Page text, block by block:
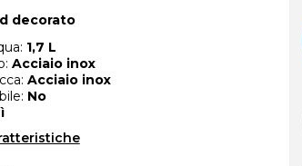
decorato
1,7 L
Acciaio inox
Acciaio inox
No